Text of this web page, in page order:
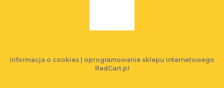
Informacja o cookies
oprogramowanie sklepu internetowego
RedCart.pl